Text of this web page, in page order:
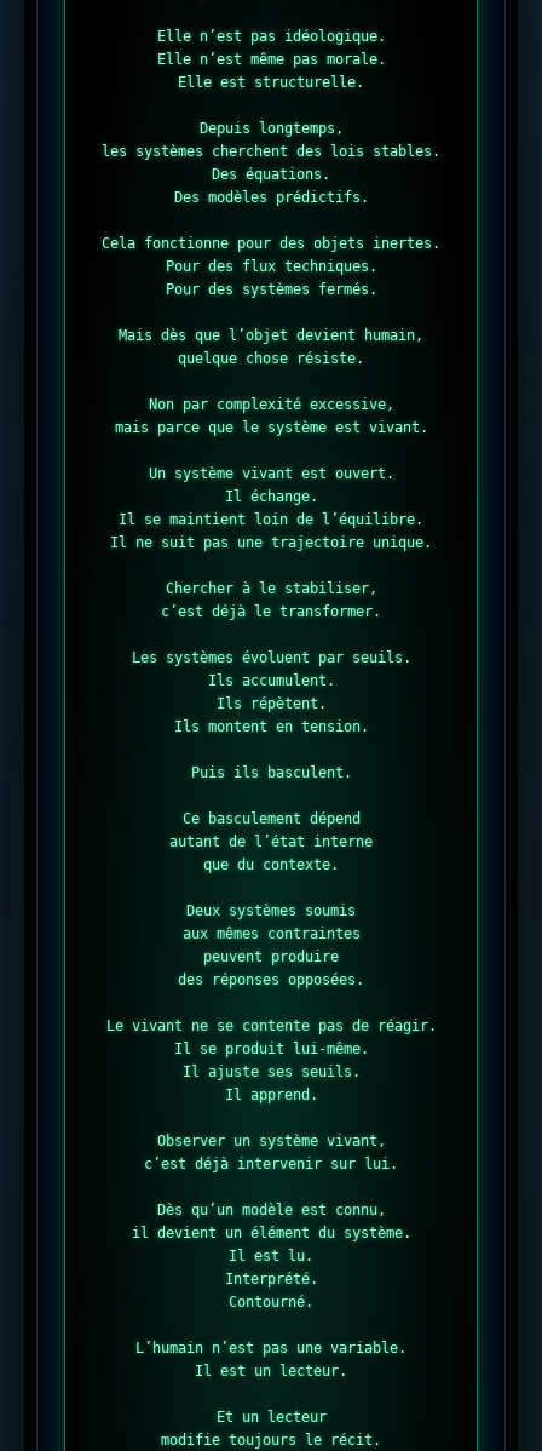
Elle n’est pas idéologique.
Elle n’est même pas morale.
Elle est structurelle.
Depuis longtemps,
les systèmes cherchent des lois stables.
Des équations.
Des modèles prédictifs.
Cela fonctionne pour des objets inertes.
Pour des flux techniques.
Pour des systèmes fermés.
Mais dès que l’objet devient humain,
quelque chose résiste.
Non par complexité excessive,
mais parce que le système est vivant.
Un système vivant est ouvert.
Il échange.
Il se maintient loin de l’équilibre.
Il ne suit pas une trajectoire unique.
Chercher à le stabiliser,
c’est déjà le transformer.
Les systèmes évoluent par seuils.
Ils accumulent.
Ils répètent.
Ils montent en tension.
Puis ils basculent.
Ce basculement dépend
autant de l’état interne
que du contexte.
Deux systèmes soumis
aux mêmes contraintes
peuvent produire
des réponses opposées.
Le vivant ne se contente pas de réagir.
Il se produit lui-même.
Il ajuste ses seuils.
Il apprend.
Observer un système vivant,
c’est déjà intervenir sur lui.
Dès qu’un modèle est connu,
il devient un élément du système.
Il est lu.
Interprété.
Contourné.
L’humain n’est pas une variable.
Il est un lecteur.
Et un lecteur
modifie toujours le récit.